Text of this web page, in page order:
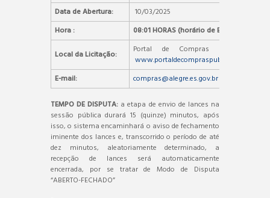
Data de Abertura:
10/03/2025
Hora :
08:01 HORAS (horário de Brasília)
Local da Licitação:
Portal de Compras Públicas –
www.portaldecompraspublicas.com.br
E-mail:
compras@alegre.es.gov.br
TEMPO DE DISPUTA: a etapa de envio de lances na
sessão pública durará 15 (quinze) minutos, após
isso, o sistema encaminhará o aviso de fechamento
iminente dos lances e, transcorrido o período de até
dez minutos, aleatoriamente determinado, a
recepção de lances será automaticamente
encerrada, por se tratar de Modo de Disputa
“ABERTO-FECHADO”